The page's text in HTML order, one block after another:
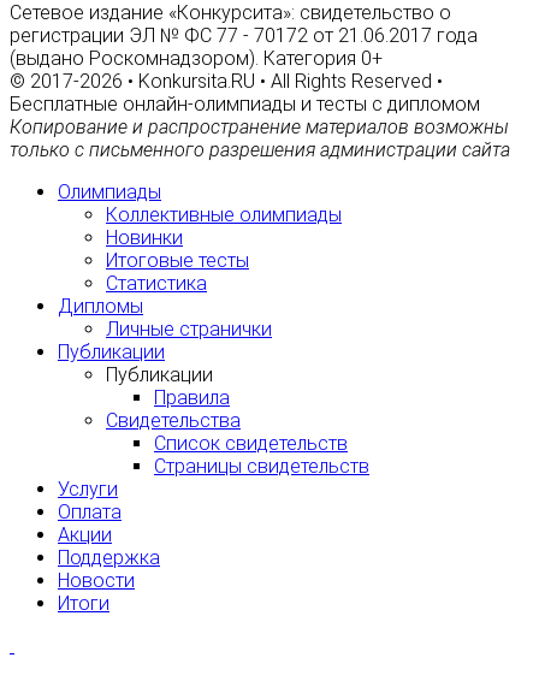
Сетевое издание «Конкурсита»: свидетельство о
регистрации ЭЛ № ФС 77 - 70172 от 21.06.2017 года
(выдано Роскомнадзором). Категория 0+
© 2017-2026 • Konkursita.RU • All Rights Reserved •
Бесплатные онлайн-олимпиады и тесты с дипломом
Копирование и распространение материалов возможны
только с письменного разрешения администрации сайта
Олимпиады
Коллективные олимпиады
Новинки
Итоговые тесты
Статистика
Дипломы
Личные странички
Публикации
Публикации
Правила
Свидетельства
Список свидетельств
Страницы свидетельств
Услуги
Оплата
Акции
Поддержка
Новости
Итоги